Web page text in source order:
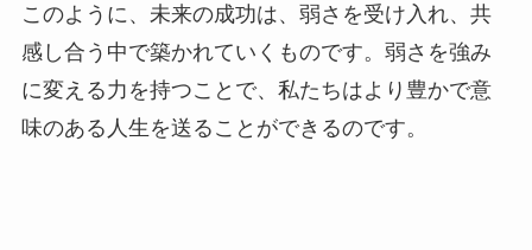
このように、未来の成功は、弱さを受け入れ、共
感し合う中で築かれていくものです。弱さを強み
に変える力を持つことで、私たちはより豊かで意
味のある人生を送ることができるのです。